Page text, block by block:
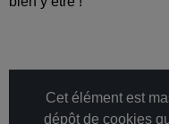
Cet élément est
dépôt de cookies